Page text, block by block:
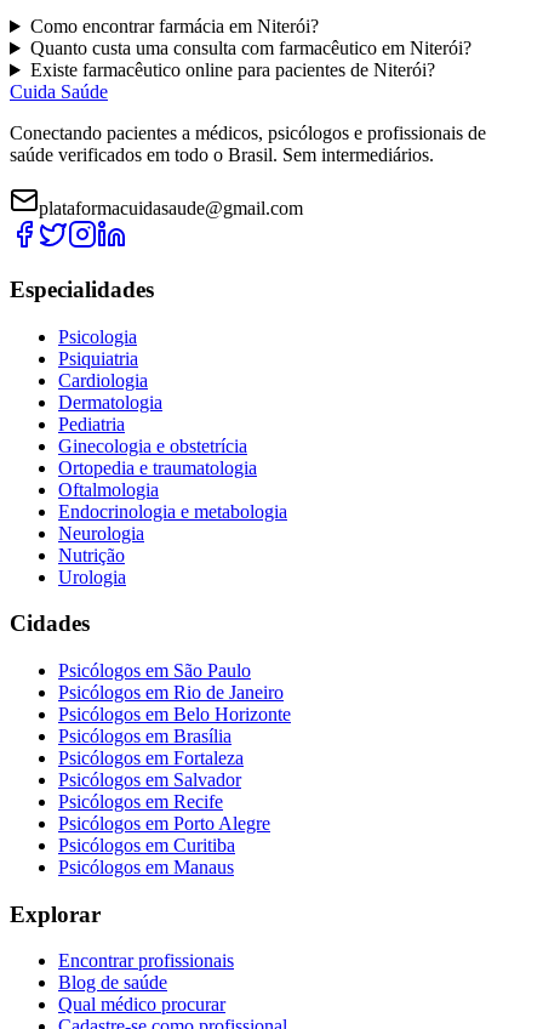
Como encontrarfarmácia em Niterói?
Quanto custa uma consulta com farmacêuticoem Niterói?
Existe farmacêuticoonline para pacientes de Niterói?
Cuida Saúde
Conectando pacientes a médicos, psicólogos e profissionais de
saúde verificados em todo o Brasil. Sem intermediários.
plataformacuidasaude@gmail.com
Especialidades
Psicologia
Psiquiatria
Cardiologia
Dermatologia
Pediatria
Ginecologia e obstetrícia
Ortopedia e traumatologia
Oftalmologia
Endocrinologia e metabologia
Neurologia
Nutrição
Urologia
Cidades
Psicólogos em São Paulo
Psicólogos em Rio de Janeiro
Psicólogos em Belo Horizonte
Psicólogos em Brasília
Psicólogos em Fortaleza
Psicólogos em Salvador
Psicólogos em Recife
Psicólogos em Porto Alegre
Psicólogos em Curitiba
Psicólogos em Manaus
Explorar
Encontrar profissionais
Blog de saúde
Qual médico procurar